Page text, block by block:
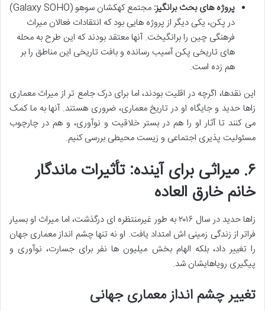
پروژه های بحث برانگیز:
مجتمع کهکشان سوهو (Galaxy SOHO)
در پکن، یکی دیگر از پروژه هایی بود که انتقادات فعالان میراث
فرهنگی چین را برانگیخت. آنها معتقد بودند که این طرح به محله
های تاریخی پکن آسیب رسانده و بافت تاریخی این مناطق را بر
هم زده است.
این نقدها، اگرچه در اقلیت بودند، اما برای درک جامع تر از میراث معماری
زاها حدید و جایگاه او در تاریخ معماری، ضروری هستند. آنها به ما کمک
می کنند تا آثار او را هم در بستر خلاقیت و نوآوری، و هم در چارچوب
مسئولیت پذیری اجتماعی و زیست محیطی بررسی کنیم.
۶. میراثی برای آینده: تأثیرات ماندگار
خانم خارق العاده
زاها حدید در سال ۲۰۱۶ به طور غیرمنتظره ای درگذشت، اما میراث او بسیار
فراتر از زندگی زمینی اش امتداد یافت. او نه تنها چشم انداز معماری جهان
را تغییر داد، بلکه الهام بخش میلیون ها نفر برای جسارت، نوآوری و
پیگیری رویاهایشان شد.
تغییر چشم انداز معماری جهانی